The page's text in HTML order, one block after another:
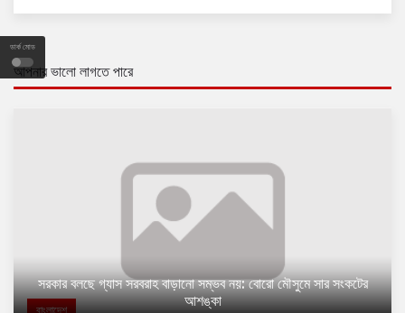
ডার্ক মোড
আপনার ভালো লাগতে পারে
বাংলাদেশ
সরকার বলছে গ্যাস সরবরাহ বাড়ানো সম্ভব নয়: বোরো মৌসুমে সার সংকটের
আশঙ্কা